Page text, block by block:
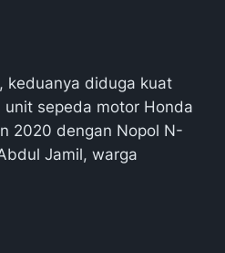
keduanya diduga kuat
unit sepeda motor Honda
2020 dengan Nopol N-
Jamil, warga